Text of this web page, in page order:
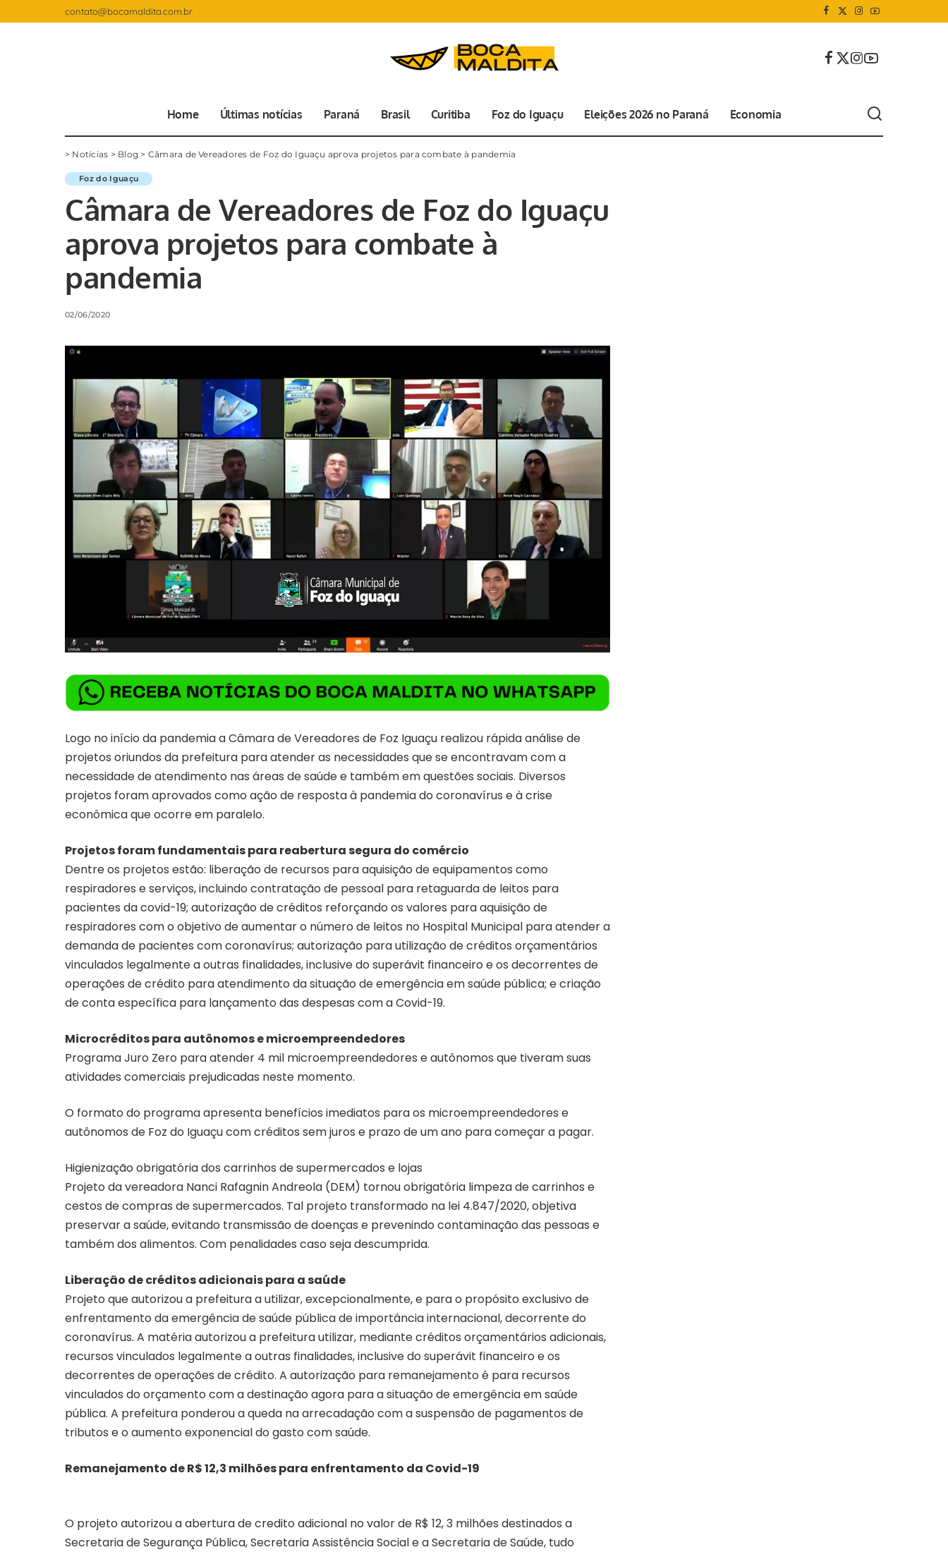
contato@bocamaldita.com.br
Home Últimas notícias Paraná Brasil Curitiba Foz do Iguaçu Eleições 2026 no Paraná Economia
> Notícias > Blog > Câmara de Vereadores de Foz do Iguaçu aprova projetos para combate à pandemia
Foz do Iguaçu
Câmara de Vereadores de Foz do Iguaçu
aprova projetos para combate à
pandemia
02/06/2020
Logo no início da pandemia a Câmara de Vereadores de Foz Iguaçu realizou rápida análise de
projetos oriundos da prefeitura para atender as necessidades que se encontravam com a
necessidade de atendimento nas áreas de saúde e também em questões sociais. Diversos
projetos foram aprovados como ação de resposta à pandemia do coronavírus e à crise
econômica que ocorre em paralelo.
Projetos foram fundamentais para reabertura segura do comércio
Dentre os projetos estão: liberação de recursos para aquisição de equipamentos como
respiradores e serviços, incluindo contratação de pessoal para retaguarda de leitos para
pacientes da covid-19; autorização de créditos reforçando os valores para aquisição de
respiradores com o objetivo de aumentar o número de leitos no Hospital Municipal para atender a
demanda de pacientes com coronavírus; autorização para utilização de créditos orçamentários
vinculados legalmente a outras finalidades, inclusive do superávit financeiro e os decorrentes de
operações de crédito para atendimento da situação de emergência em saúde pública; e criação
de conta específica para lançamento das despesas com a Covid-19.
Microcréditos para autônomos e microempreendedores
Programa Juro Zero para atender 4 mil microempreendedores e autônomos que tiveram suas
atividades comerciais prejudicadas neste momento.
O formato do programa apresenta benefícios imediatos para os microempreendedores e
autônomos de Foz do Iguaçu com créditos sem juros e prazo de um ano para começar a pagar.
Higienização obrigatória dos carrinhos de supermercados e lojas
Projeto da vereadora Nanci Rafagnin Andreola (DEM) tornou obrigatória limpeza de carrinhos e
cestos de compras de supermercados. Tal projeto transformado na lei 4.847/2020, objetiva
preservar a saúde, evitando transmissão de doenças e prevenindo contaminação das pessoas e
também dos alimentos. Com penalidades caso seja descumprida.
Liberação de créditos adicionais para a saúde
Projeto que autorizou a prefeitura a utilizar, excepcionalmente, e para o propósito exclusivo de
enfrentamento da emergência de saúde pública de importância internacional, decorrente do
coronavírus. A matéria autorizou a prefeitura utilizar, mediante créditos orçamentários adicionais,
recursos vinculados legalmente a outras finalidades, inclusive do superávit financeiro e os
decorrentes de operações de crédito. A autorização para remanejamento é para recursos
vinculados do orçamento com a destinação agora para a situação de emergência em saúde
pública. A prefeitura ponderou a queda na arrecadação com a suspensão de pagamentos de
tributos e o aumento exponencial do gasto com saúde.
Remanejamento de R$ 12,3 milhões para enfrentamento da Covid-19
O projeto autorizou a abertura de credito adicional no valor de R$ 12, 3 milhões destinados a
Secretaria de Segurança Pública, Secretaria Assistência Social e a Secretaria de Saúde, tudo